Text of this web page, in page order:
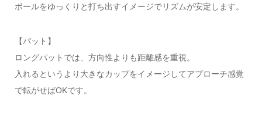
ボールをゆっくりと打ち出すイメージでリズムが安定します。
【パット】
ロングパットでは、方向性よりも距離感を重視。
入れるというより大きなカップをイメージしてアプローチ感覚
で転がせばOKです。